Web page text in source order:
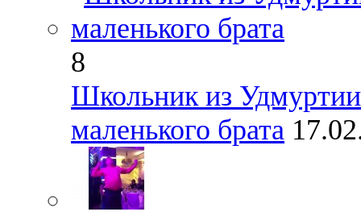
8
Школьник из Удмуртии
маленького брата